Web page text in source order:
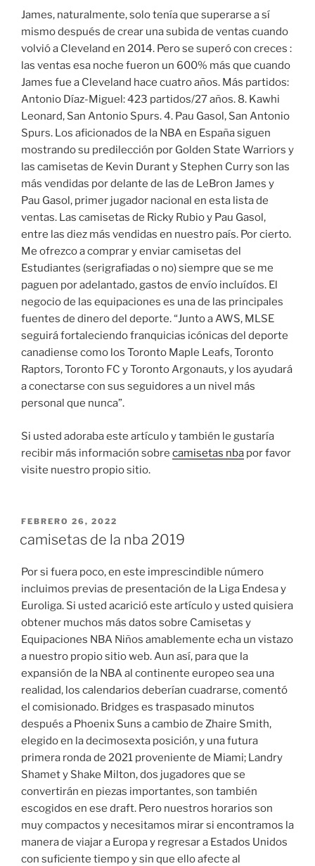
James, naturalmente, solo tenía que superarse a sí
mismo después de crear una subida de ventas cuando
volvió a Cleveland en 2014. Pero se superó con creces :
las ventas esa noche fueron un 600% más que cuando
James fue a Cleveland hace cuatro años. Más partidos:
Antonio Díaz-Miguel: 423 partidos/27 años. 8. Kawhi
Leonard, San Antonio Spurs. 4. Pau Gasol, San Antonio
Spurs. Los aficionados de la NBA en España siguen
mostrando su predilección por Golden State Warriors y
las camisetas de Kevin Durant y Stephen Curry son las
más vendidas por delante de las de LeBron James y
Pau Gasol, primer jugador nacional en esta lista de
ventas. Las camisetas de Ricky Rubio y Pau Gasol,
entre las diez más vendidas en nuestro país. Por cierto.
Me ofrezco a comprar y enviar camisetas del
Estudiantes (serigrafiadas o no) siempre que se me
paguen por adelantado, gastos de envío incluídos. El
negocio de las equipaciones es una de las principales
fuentes de dinero del deporte. “Junto a AWS, MLSE
seguirá fortaleciendo franquicias icónicas del deporte
canadiense como los Toronto Maple Leafs, Toronto
Raptors, Toronto FC y Toronto Argonauts, y los ayudará
a conectarse con sus seguidores a un nivel más
personal que nunca”.
Si usted adoraba este artículo y también le gustaría
recibir más información sobre camisetas nba por favor
visite nuestro propio sitio.
PUBLICADO
FEBRERO 26, 2022
camisetas de la nba 2019
Por si fuera poco, en este imprescindible número
incluimos previas de presentación de la Liga Endesa y
Euroliga. Si usted acarició este artículo y usted quisiera
obtener muchos más datos sobre Camisetas y
Equipaciones NBA Niños amablemente echa un vistazo
a nuestro propio sitio web. Aun así, para que la
expansión de la NBA al continente europeo sea una
realidad, los calendarios deberían cuadrarse, comentó
el comisionado. Bridges es traspasado minutos
después a Phoenix Suns a cambio de Zhaire Smith,
elegido en la decimosexta posición, y una futura
primera ronda de 2021 proveniente de Miami; Landry
Shamet y Shake Milton, dos jugadores que se
convertirán en piezas importantes, son también
escogidos en ese draft. Pero nuestros horarios son
muy compactos y necesitamos mirar si encontramos la
manera de viajar a Europa y regresar a Estados Unidos
con suficiente tiempo y sin que ello afecte al